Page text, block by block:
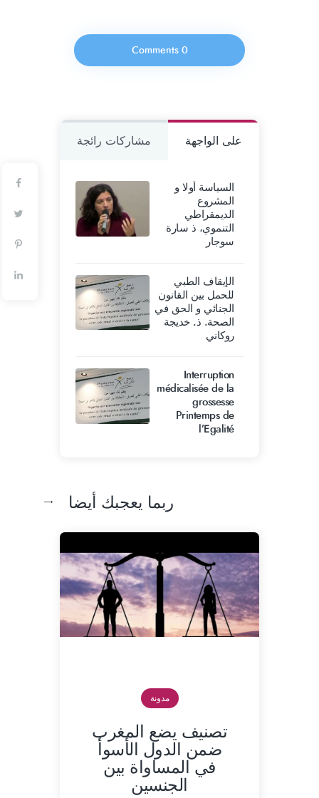
0 Comments
على الواجهة مشاركات رائجة
السياسة أولا و
المشروع
الديمقراطي
التنموي، ذ سارة
سوجار
الإيقاف الطبي
للحمل بين القانون
الجنائي و الحق في
الصحة. ذ. خديجة
روكاني
Interruption
médicalisée de la
grossesse
Printemps de
l’Egalité
ربما يعجبك أيضا
مدونة
تصنيف يضع المغرب
ضمن الدول الأسوأ
في المساواة بين
الجنسين